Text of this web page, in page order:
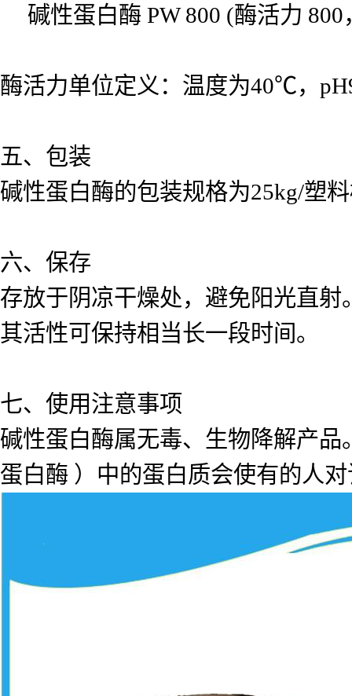
碱性蛋白酶 PW 800 (酶活力 800
酶活力单位定义：温度为40℃，
五、包装
碱性蛋白酶的包装规格为25kg/塑
六、保存
存放于阴凉干燥处，避免阳光直
其活性可保持相当长一段时间。
七、使用注意事项
碱性蛋白酶属无毒、生物降解产
蛋白酶 ）中的蛋白质会使有的人